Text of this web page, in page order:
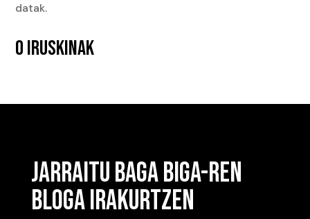
datak.
0 IRUSKINAK
JARRAITU BAGA BIGA-REN
BLOGA IRAKURTZEN